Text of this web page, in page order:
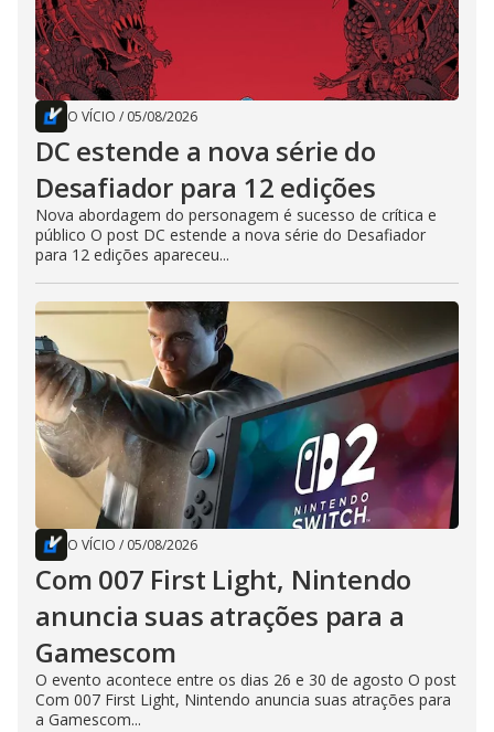
O VÍCIO / 05/08/2026
DC estende a nova série do
Desafiador para 12 edições
Nova abordagem do personagem é sucesso de crítica e
público O post DC estende a nova série do Desafiador
para 12 edições apareceu...
O VÍCIO / 05/08/2026
Com 007 First Light, Nintendo
anuncia suas atrações para a
Gamescom
O evento acontece entre os dias 26 e 30 de agosto O post
Com 007 First Light, Nintendo anuncia suas atrações para
a Gamescom...